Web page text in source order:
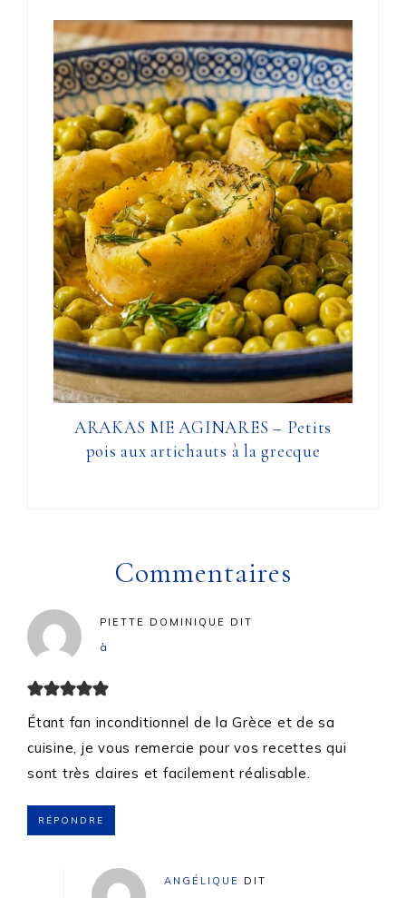
ARAKAS ME AGINARES – Petits
pois aux artichauts à la grecque
Commentaires
PIETTE DOMINIQUE DIT
à
Étant fan inconditionnel de la Grèce et de sa
cuisine, je vous remercie pour vos recettes qui
sont très claires et facilement réalisable.
RÉPONDRE
ANGÉLIQUE DIT